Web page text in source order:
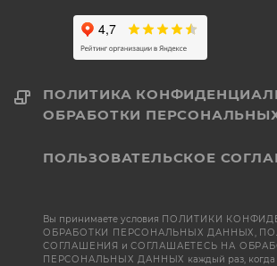
ПОЛИТИКА
ОБРАБОТКИ
ПОЛЬЗОВАТЕЛЬСКОЕ
Вы принимаете условия ПОЛИТИКИ
ОБРАБОТКИ ПЕРСОНАЛЬНЫХ ДАННЫХ,
СОГЛАШЕНИЯ иСОГЛАШАЕТЕСЬ НА
ПЕРСОНАЛЬНЫХ ДАННЫХ каждый раз, когда